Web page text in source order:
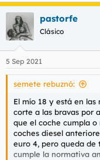
a
c
i
e
s
pastorfe
Clásico
5 Sep 2021
semete rebuznó:
El mío 18 y está en las
corte a las bravas por
que el coche cumpla
coches diesel
euro 4, pero queda de
cumple la normativa